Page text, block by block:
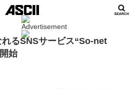
るSNSサービス“So-net
始